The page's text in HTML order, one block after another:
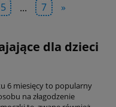
5 ... 7 »
dla dzieci
6 miesięcy to popularny
na złagodzenie